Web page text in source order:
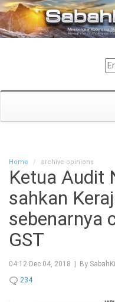
Home archive-opinions
Ketua Audit
sahkan
sebenarnya
GST
04:12 Dec 04, 2018 | By
234